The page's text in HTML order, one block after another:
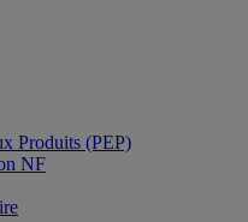
Produits (PEP)
NF